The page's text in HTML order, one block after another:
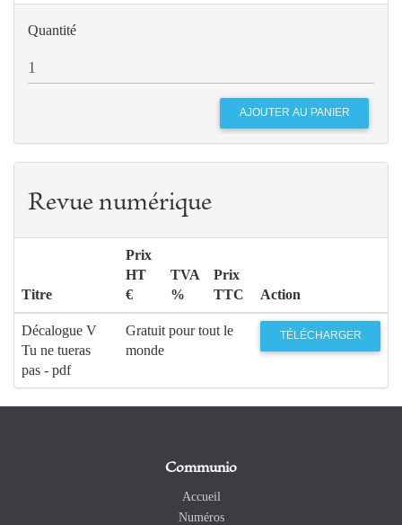
Quantité
Revue numérique
Titre
Prix
HT
€
TVA
%
Prix
TTC
Action
Décalogue V
Tu ne tueras
pas - pdf
Gratuit pour tout le
monde
TÉLÉCHARGER
Communio
Accueil
Numéros